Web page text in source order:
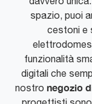
spazio, puoi
cestoni e
funzionalità
digitali che
nostro negozio